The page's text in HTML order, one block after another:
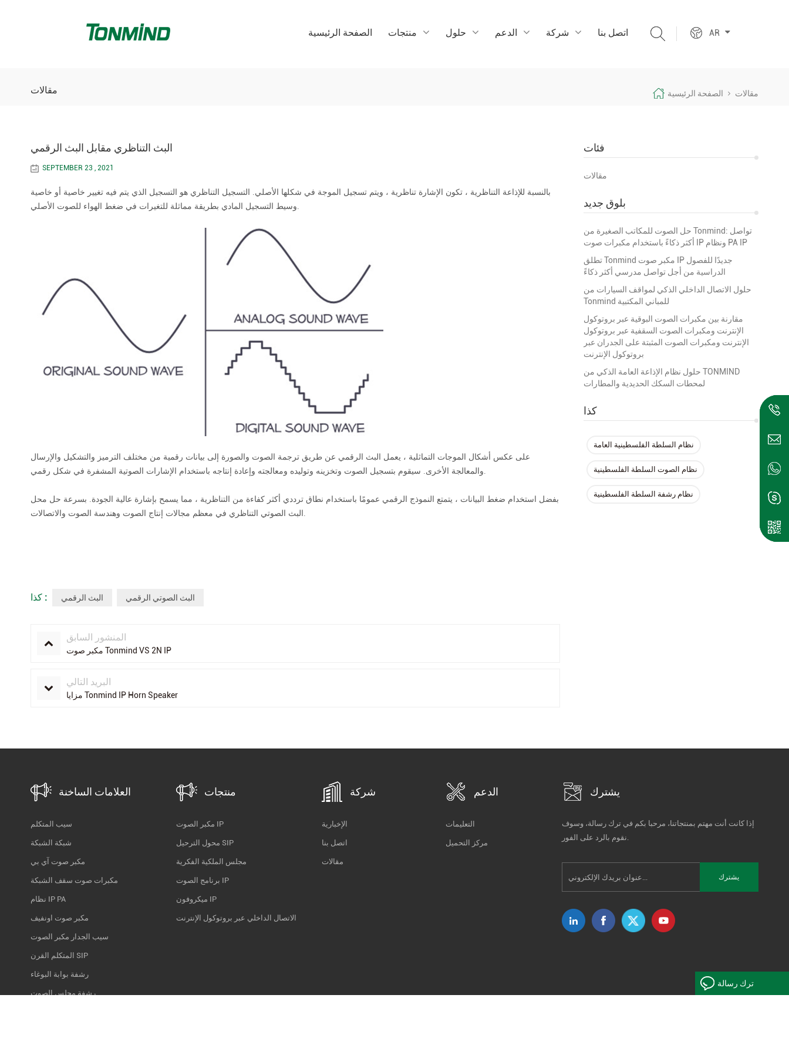
AR الصفحة الرئيسية منتجات حلول الدعم شركة اتصل بنا
مقالات الصفحة الرئيسية مقالات
فئات
مقالات
بلوق جديد
حل الصوت للمكاتب الصغيرة من Tonmind: تواصل
أكثر ذكاءً باستخدام مكبرات صوت IP ونظام PA IP
تطلق Tonmind مكبر صوت IP جديدًا للفصول
الدراسية من أجل تواصل مدرسي أكثر ذكاءً
حلول الاتصال الداخلي الذكي لمواقف السيارات من
Tonmind للمباني المكتبية
مقارنة بين مكبرات الصوت البوقية عبر بروتوكول
الإنترنت ومكبرات الصوت السقفية عبر بروتوكول
الإنترنت ومكبرات الصوت المثبتة على الجدران عبر
بروتوكول الإنترنت
حلول نظام الإذاعة العامة الذكي من TONMIND
لمحطات السكك الحديدية والمطارات
كذا
نظام السلطة الفلسطينية العامة
نظام الصوت السلطة الفلسطينية
نظام رشفة السلطة الفلسطينية
البث التناظري مقابل البث الرقمي
SEPTEMBER 23 , 2021
بالنسبة للإذاعة التناظرية ، تكون الإشارة تناظرية ، ويتم تسجيل الموجة في شكلها الأصلي. التسجيل التناظري هو التسجيل الذي يتم فيه تغيير خاصية أو خاصية
وسيط التسجيل المادي بطريقة مماثلة للتغيرات في ضغط الهواء للصوت الأصلي.
على عكس أشكال الموجات التماثلية ، يعمل البث الرقمي عن طريق ترجمة الصوت والصورة إلى بيانات رقمية من مختلف الترميز والتشكيل والإرسال
والمعالجة الأخرى.سيقوم بتسجيل الصوت وتخزينه وتوليده ومعالجته وإعادة إنتاجه باستخدام الإشارات الصوتية المشفرة في شكل رقمي.
بفضل استخدام ضغط البيانات ، يتمتع النموذج الرقمي عمومًا باستخدام نطاق ترددي أكثر كفاءة من التناظرية ، مما يسمح بإشارة عالية الجودة. بسرعة حل محل
البث الصوتي التناظري في معظم مجالات إنتاج الصوت وهندسة الصوت والاتصالات.
كذا : البث الرقمي البث الصوتي الرقمي
المنشور السابق
مكبر صوت Tonmind VS 2N IP
البريد التالي
مزايا Tonmind IP Horn Speaker
العلامات الساخنة
سيب المتكلم
شبكة الشبكة
مكبر صوت آي بي
مكبرات صوت سقف الشبكة
نظام IP PA
مكبر صوت اونفيف
سيب الجدار مكبر الصوت
المتكلم القرن SIP
رشفة بوابة البوغاء
رشفة مجلس الصوت
منتجات
مكبر الصوت IP
محول الترحيل SIP
مجلس الملكية الفكرية
برنامج الصوت IP
ميكروفون IP
الاتصال الداخلي عبر بروتوكول الإنترنت
شركة
الإخبارية
اتصل بنا
مقالات
الدعم
التعليمات
مركز التحميل
يشترك
إذا كانت أنت مهتم بمنتجاتنا، مرحبا بكم في ترك رسالة، وسوف
نقوم بالرد على الفور.
ترك رسالة